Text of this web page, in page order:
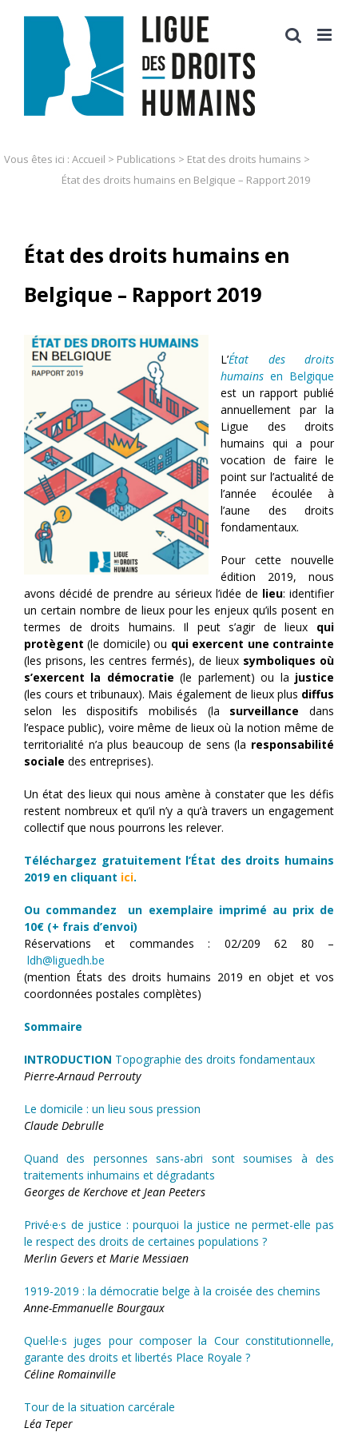
Vous êtes ici : Accueil > Publications > Etat des droits humains >
État des droits humains en Belgique – Rapport 2019
État des droits humains en
Belgique – Rapport 2019
L’État des droits
humains en Belgique
est un rapport publié
annuellement par la
Ligue des droits
humains qui a pour
vocation de faire le
point sur l’actualité de
l’année écoulée à
l’aune des droits
fondamentaux.
Pour cette nouvelle
édition 2019, nous
avons décidé de prendre au sérieux l’idée de lieu: identifier
un certain nombre de lieux pour les enjeux qu’ils posent en
termes de droits humains. Il peut s’agir de lieux qui
protègent (le domicile) ou qui exercent une contrainte
(les prisons, les centres fermés), de lieux symboliques où
s’exercent la démocratie (le parlement) ou la justice
(les cours et tribunaux). Mais également de lieux plus diffus
selon les dispositifs mobilisés (la surveillance dans
l’espace public), voire même de lieux où la notion même de
territorialité n’a plus beaucoup de sens (la responsabilité
sociale des entreprises).
Un état des lieux qui nous amène à constater que les défis
restent nombreux et qu’il n’y a qu’à travers un engagement
collectif que nous pourrons les relever.
Téléchargez gratuitement l’État des droits humains
2019 en cliquant ici.
Ou commandez un exemplaire imprimé au prix de
10€ (+ frais d’envoi)
Réservations et commandes : 02/209 62 80 –
ldh@liguedh.be
(mention États des droits humains 2019 en objet et vos
coordonnées postales complètes)
Sommaire
INTRODUCTION Topographie des droits fondamentaux
Pierre-Arnaud Perrouty
Le domicile : un lieu sous pression
Claude Debrulle
Quand des personnes sans-abri sont soumises à des
traitements inhumains et dégradants
Georges de Kerchove et Jean Peeters
Privé·e·s de justice : pourquoi la justice ne permet-elle pas
le respect des droits de certaines populations ?
Merlin Gevers et Marie Messiaen
1919-2019 : la démocratie belge à la croisée des chemins
Anne-Emmanuelle Bourgaux
Quel·le·s juges pour composer la Cour constitutionnelle,
garante des droits et libertés Place Royale ?
Céline Romainville
Tour de la situation carcérale
Léa Teper